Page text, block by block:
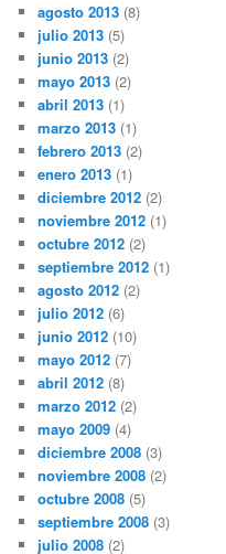
agosto 2013 (8)
julio 2013 (5)
junio 2013 (2)
mayo 2013 (2)
abril 2013 (1)
marzo 2013 (1)
febrero 2013 (2)
enero 2013 (1)
diciembre 2012 (2)
noviembre 2012 (1)
octubre 2012 (2)
septiembre 2012 (1)
agosto 2012 (2)
julio 2012 (6)
junio 2012 (10)
mayo 2012 (7)
abril 2012 (8)
marzo 2012 (2)
mayo 2009 (4)
diciembre 2008 (3)
noviembre 2008 (2)
octubre 2008 (5)
septiembre 2008 (3)
julio 2008 (2)